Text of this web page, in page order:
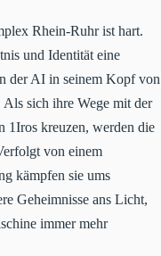
Rhein-Ruhr ist hart.
und Identität eine
der AI in seinem Kopf von
sich ihre Wege mit der
1Iros kreuzen, werden die
von einem
kämpfen sie ums
Geheimnisse ans Licht,
immer mehr